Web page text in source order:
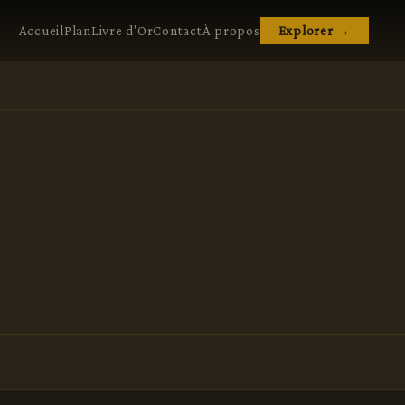
Accueil PlanLivre d'OrContactÀ propos Explorer →